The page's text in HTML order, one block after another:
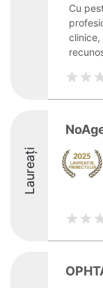
Cu
clinice,
Laureați